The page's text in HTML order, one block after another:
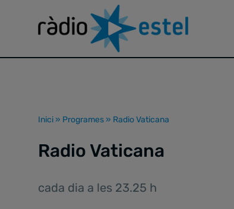
Inici » Programes » Radio Vaticana
Radio Vaticana
cada dia a les 23.25 h